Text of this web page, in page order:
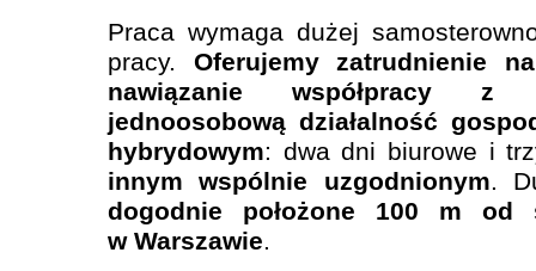
Praca wymaga dużej
pracy. Oferujemy zatrudnienie
nawiązanie współpracy z
jednoosobową działalność
hybrydowym: dwa dni biurowe i
innym wspólnie uzgodnionym.
dogodnie położone 100 m od
w Warszawie.